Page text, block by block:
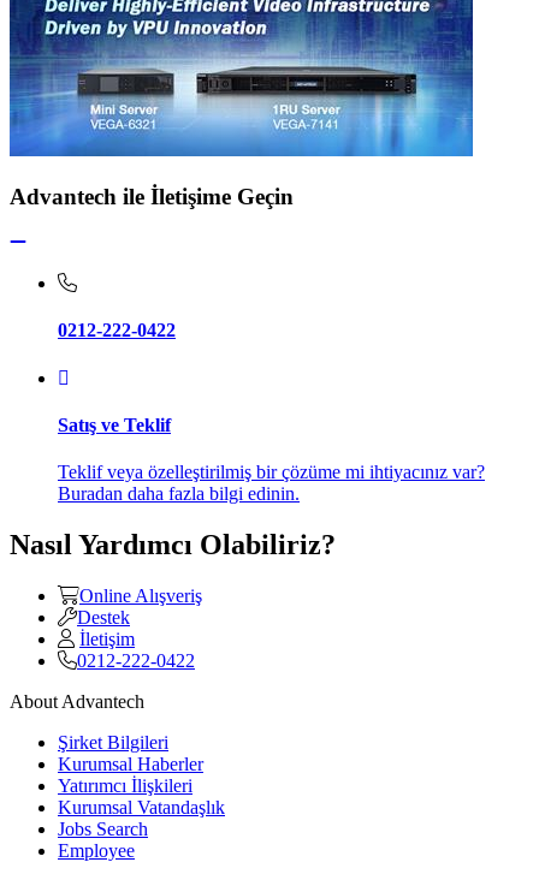
Advantech ile İletişime Geçin
0212-222-0422
Satış ve Teklif
Teklif veya özelleştirilmiş bir çözüme mi ihtiyacınız var?
Buradan daha fazla bilgi edinin.
Nasıl Yardımcı Olabiliriz?
Online Alışveriş
Destek
İletişim
0212-222-0422
About Advantech
Şirket Bilgileri
Kurumsal Haberler
Yatırımcı İlişkileri
Kurumsal Vatandaşlık
Jobs Search
Employee